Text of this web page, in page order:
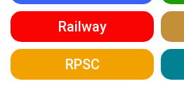
Railway
RPSC